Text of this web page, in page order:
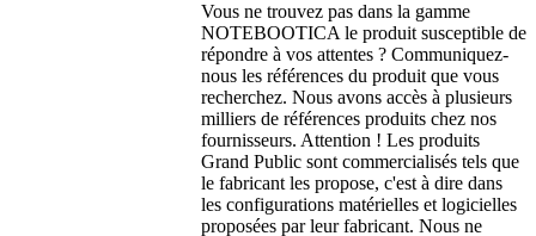
Vous ne trouvez pas dans la gamme
NOTEBOOTICA le produit susceptible de
répondre à vos attentes ? Communiquez-
nous les références du produit que vous
recherchez. Nous avons accès à plusieurs
milliers de références produits chez nos
fournisseurs. Attention ! Les produits
Grand Public sont commercialisés tels que
le fabricant les propose, c'est à dire dans
les configurations matérielles et logicielles
proposées par leur fabricant. Nous ne